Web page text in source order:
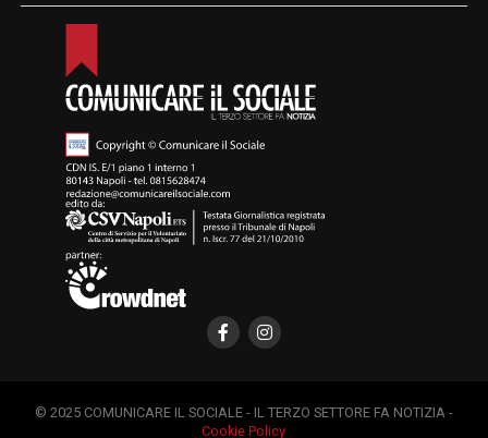
© 2025 COMUNICARE IL SOCIALE - IL TERZO SETTORE FA NOTIZIA -
Cookie Policy